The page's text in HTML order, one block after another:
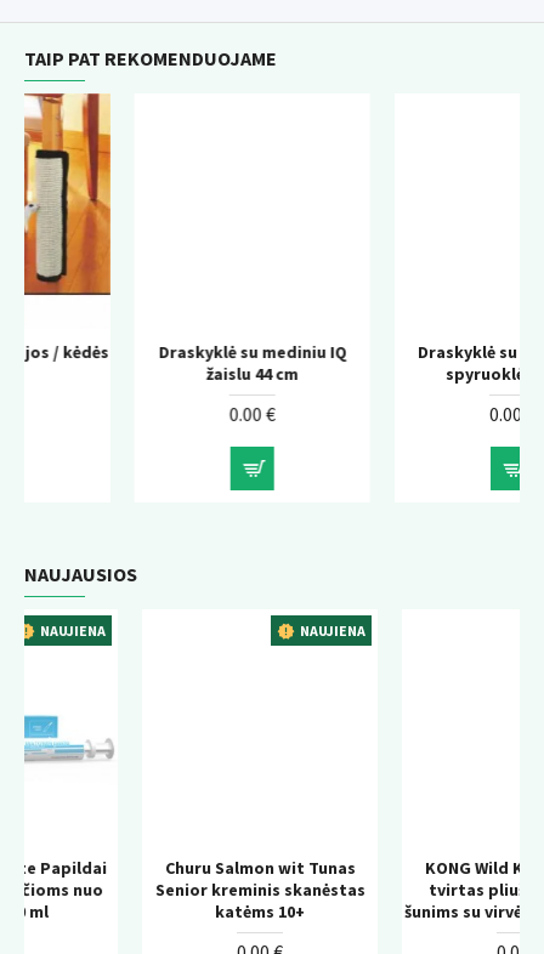
TAIP PAT REKOMENDUOJAME
Draskyklė su mediniu IQ
žaislu 44 cm
Draskyklė su rutuliu ant
spyruoklės 40 cm
NAUJAUSIOS
Churu Salmon wit Tunas
Senior kreminis skanėstas
KONG Wild Knots Bear –
tvirtas pliušinis žaislas
šunims su virvės konstrukcija